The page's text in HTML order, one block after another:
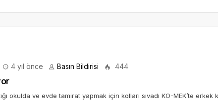
4 yıl önce Basın Bildirisi 444
okulda ve evde tamirat yapmak için kolları sıvadı KO-MEK’te erkek